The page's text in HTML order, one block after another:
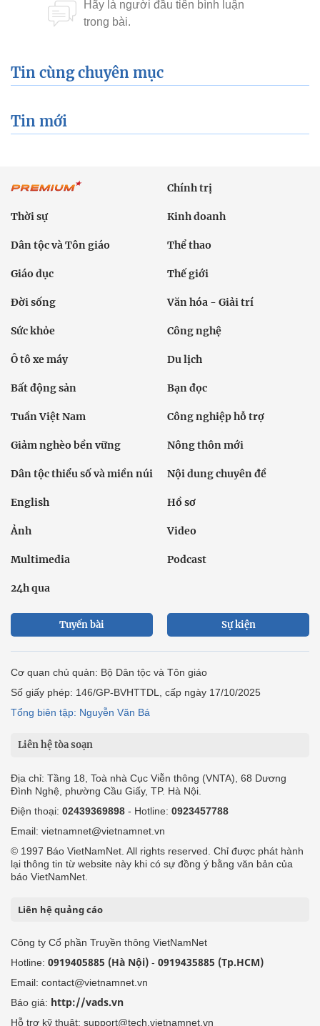
Tin cùng chuyên mục
Tin mới
Chính trị
Thời sự Kinh doanh
Dân tộc và Tôn giáo Thể thao
Giáo dục Thế giới
Đời sống Văn hóa - Giải trí
Sức khỏe Công nghệ
Ô tô xe máy Du lịch
Bất động sản Bạn đọc
Tuần Việt Nam Công nghiệp hỗ trợ
Giảm nghèo bền vững Nông thôn mới
Dân tộc thiểu số và miền núi Nội dung chuyên đề
English Hồ sơ
Ảnh Video
Multimedia Podcast
24h qua
Tuyến bài Sự kiện
Cơ quan chủ quản: Bộ Dân tộc và Tôn giáo
Số giấy phép: 146/GP-BVHTTDL, cấp ngày 17/10/2025
Tổng biên tập: Nguyễn Văn Bá
Liên hệ tòa soạn
Địa chỉ: Tầng 18, Toà nhà Cục Viễn thông (VNTA), 68 Dương
Đình Nghệ, phường Cầu Giấy, TP. Hà Nội.
Điện thoại: 02439369898 - Hotline: 0923457788
Email: vietnamnet@vietnamnet.vn
© 1997 Báo VietNamNet. All rights reserved. Chỉ được phát hành
lại thông tin từ website này khi có sự đồng ý bằng văn bản của
báo VietNamNet.
Liên hệ quảng cáo
Công ty Cổ phần Truyền thông VietNamNet
Hotline: 0919405885 (Hà Nội) - 0919435885 (Tp.HCM)
Email: contact@vietnamnet.vn
Báo giá: http://vads.vn
Hỗ trợ kỹ thuật: support@tech.vietnamnet.vn